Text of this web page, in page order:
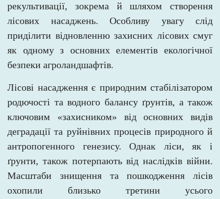
рекультивації, зокрема й шляхом створення
лісових насаджень. Особливу увагу слід
приділити відновленню захисних лісових смуг
як одному з основних елементів екологічної
безпеки агроландшафтів.
Лісові насадження є природним стабілізатором
родючості та водного балансу ґрунтів, а також
ключовим «захисником» від
основних видів
деградації та руйнівних процесів природного й
антропогенного генезису. Однак ліси, як і
ґрунти, також потерпають від наслідків війни.
Масштаби знищення та пошкодження лісів
охопили близько третини усього